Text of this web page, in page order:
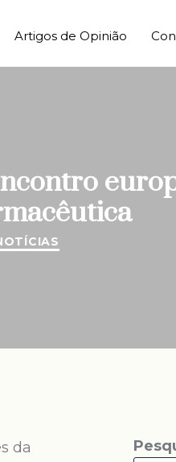
Artigos de Opinião
da